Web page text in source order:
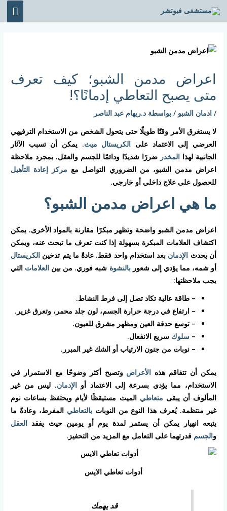
تخطي
إلى
اعراض مدمن الشبو؛ كيف تعرف
متى يصبح التعاطي إدمانًا؟!
/ادمان الشبو / بواسطة د.ريهام عبد الناصر
لا يستغرق الأمر وقتًا طويلًا حتى يتحول الشخص من الاستخدام الترفيهي
العرضي إلى الاعتماد على الكريستال ميث. يمكن أن تسبب الآثار
الجانبية لهذاالمخدر ضررًا شديدًا ودائمًا للجسم والعقل. بمجرد ملاحظة
اعراض مدمن الشبو، من الضروري التواصل مع مركز إعادة التأهيل
للحصول على علاج داخلي أو خارجي.
ما هي اعراض مدمن الشبو؟
اعراض مدمن الشبو واضحة وتظهر مبكرًا مقارنة بالمواد الأخرى. يمكن
اكتشاف العلامات المبكرة بسهولة إذا كنت تعرف ما تبحث عنه، ويمكن
أن يحدث الإدمان بعد استخدام واحد فقط. عادةً ما يتم تدخين الكريستال
أو شمه، مما يؤدي إلى شعوربالنشوة شبه فوري. من بين العلامات التي
يجب ملاحظتها:
– طاقة عالية تكاد تصل إلى فرط النشاط.
– ارتفاع في درجة حرارة الجسم، لون جلد محمر، وتعرق غزير.
– توسع حدقة العين ومظهر مشرق للعيون.
–سلوك سريع الانفعال.
– نوبات من جنون الارتياب أو الشك غير المبرر.
يمكن أن تتفاقم هذه الأعراض وتصبح أكثر وضوحًا مع الاستمرار في
الاستخدام، مما يؤدي بسرعة إلى الاعتماد أوالإدمان. ليس من غير
المألوف أن يبقى متعاطي الميث مستيقظًا لأيام ويحتفظ بساعات نوم
غير منتظمة. يُعرف هذا النوع من النوباتبالتعاطي المفرط، وعادةً ما
يتبعه انهيار يمكن أن يستمر لمدة يوم أو يومين حيث يفقد العقل
والجسم قدرتهما على التعامل مع المزيد من التحفيز.
أدوات تعاطي الايس
قد يهمك
navigation